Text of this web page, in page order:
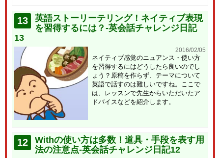
13
英語ストーリーテリング！ネイティブ表現
を習得するには？-英会話チャレンジ日記
13
2016/02/05
ネイティブ感覚のニュアンス・使い方
を習得するにはどうしたら良いのでし
ょう？原稿を作らず、テーマについて
英語で話すのは難しいですね。ここで
は、レッスンで先生からいただいたア
ドバイスなどを紹介します。
12
Withの使い方は多数！道具・手段を表す用
法の注意点-英会話チャレンジ日記12